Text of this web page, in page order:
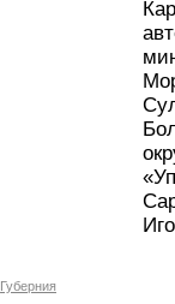
Губерния